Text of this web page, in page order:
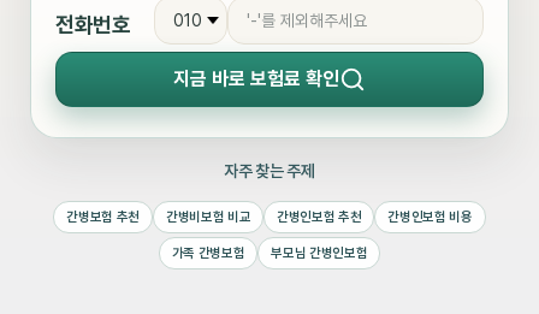
전화번호
지금 바로 보험료 확인
자주 찾는 주제
간병보험 추천 간병비보험 비교 간병인보험 추천 간병인보험 비용
가족 간병보험 부모님 간병인보험